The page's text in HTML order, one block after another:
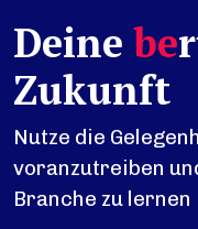
Deinebe
Zukunft
Nutze die
voranzutreiben
Branche zu lernen